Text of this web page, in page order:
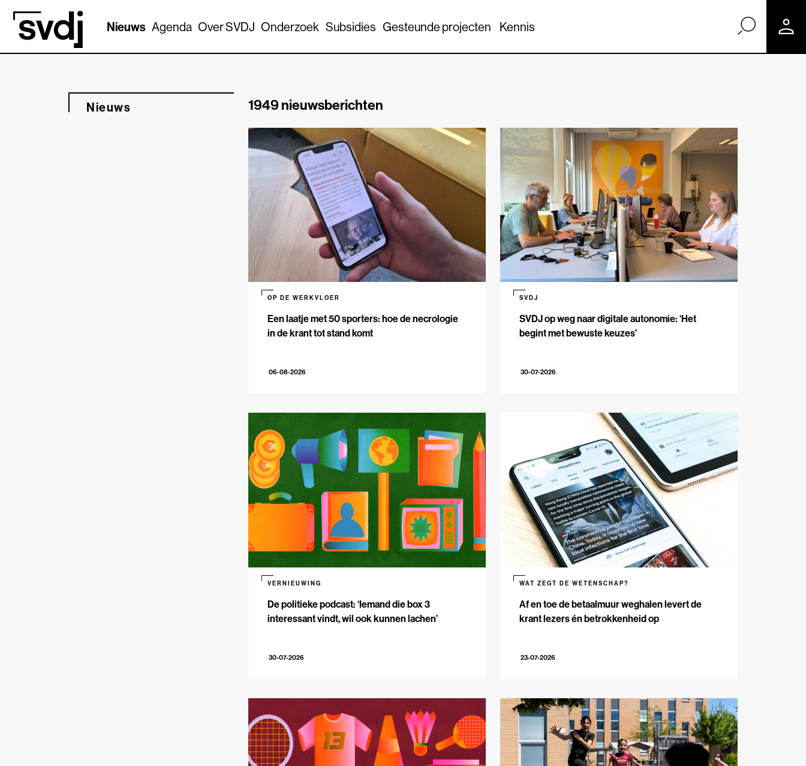
Naar hoofdinhoud
Nieuws Agenda Over SVDJ Onderzoek Subsidies Gesteunde projecten Kennis
Nieuws 1949 nieuwsberichten
Een laatje met 50 sporters: hoe de necrologie
in de krant tot stand komt
OP DE WERKVLOER
06-08-2026
SVDJ op weg naar digitale autonomie: ‘Het
begint met bewuste keuzes’
SVDJ
30-07-2026
De politieke podcast: ‘Iemand die box 3
interessant vindt, wil ook kunnen lachen’
VERNIEUWING
30-07-2026
Af en toe de betaalmuur weghalen levert de
krant lezers én betrokkenheid op
WAT ZEGT DE WETENSCHAP?
23-07-2026